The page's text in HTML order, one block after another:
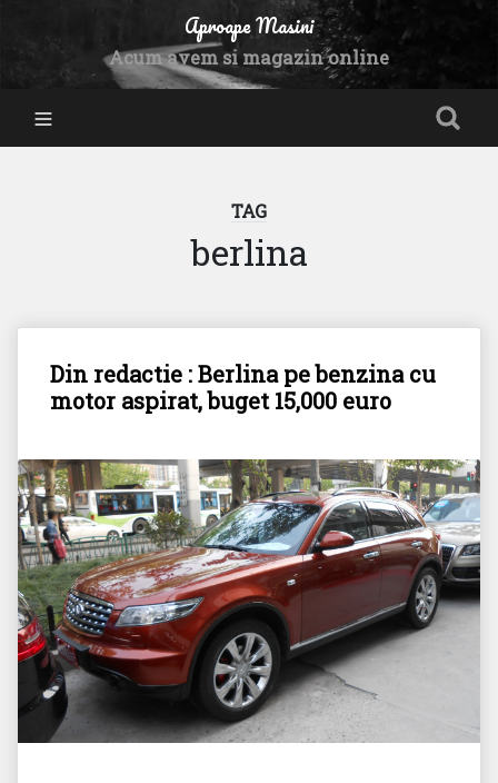
Aproape Masini
Acum avem si magazin online
TAG
berlina
Din redactie : Berlina pe benzina cu
motor aspirat, buget 15,000 euro